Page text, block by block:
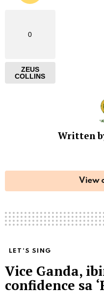
0
ZEUS
COLLINS
Written
View
LET'S SING
Vice Ganda,
confidence sa